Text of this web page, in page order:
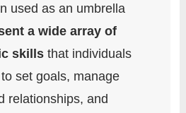
used as an umbrella
a wide array of
skills that individuals
set goals, manage
relationships, and